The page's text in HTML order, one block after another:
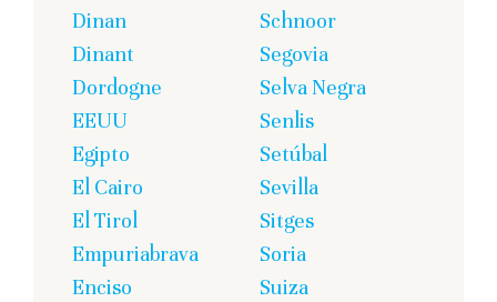
Dinan
Dinant
Dordogne
EEUU
Egipto
El Cairo
El Tirol
Empuriabrava
Enciso
Schnoor
Segovia
Selva Negra
Senlis
Setúbal
Sevilla
Sitges
Soria
Suiza